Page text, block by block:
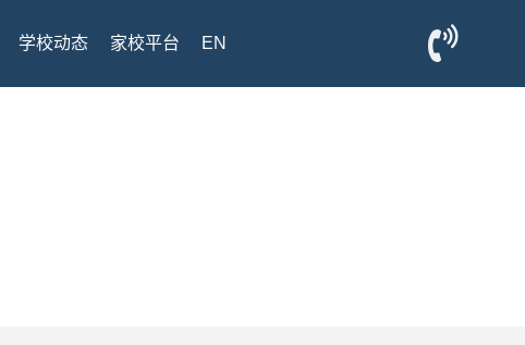
学校动态 家校平台 EN